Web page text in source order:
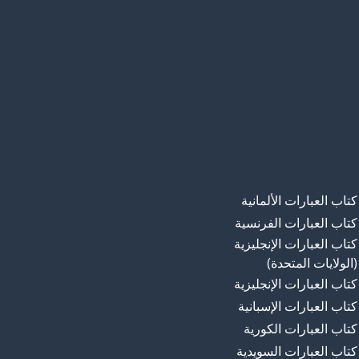
كتاب العبارات الألمانية
كتاب العبارات الفرنسية
كتاب العبارات الإنجليزية
(الولايات المتحدة)
كتاب العبارات الإنجليزية
كتاب العبارات الإسبانية
كتاب العبارات الكورية
كتاب العبارات السويدية